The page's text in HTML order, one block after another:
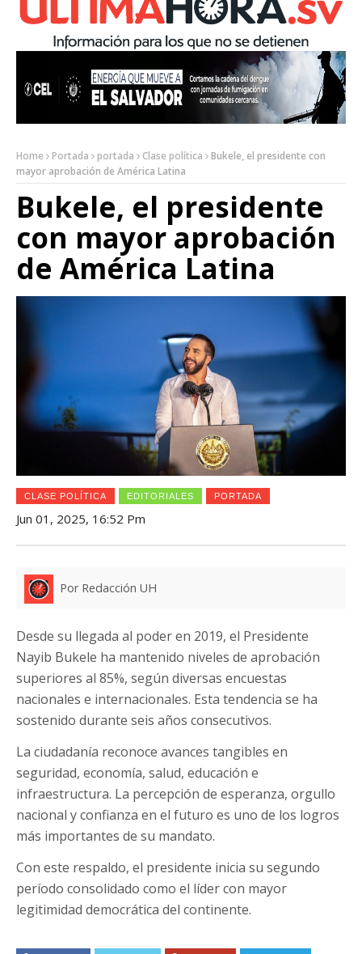
Home Portada portada Clase política
Bukele, el presidente con
mayor aprobación de América Latina
Bukele, el presidente
con mayor aprobación
de América Latina
CLASE POLÍTICA EDITORIALES PORTADA
Jun 01, 2025, 16:52 Pm
Por Redacción UH
Desde su llegada al poder en 2019, el Presidente
Nayib Bukele ha mantenido niveles de aprobación
superiores al 85%, según diversas encuestas
nacionales e internacionales. Esta tendencia se ha
sostenido durante seis años consecutivos.
La ciudadanía reconoce avances tangibles en
seguridad, economía, salud, educación e
infraestructura. La percepción de esperanza, orgullo
nacional y confianza en el futuro es uno de los logros
más importantes de su mandato.
Con este respaldo, el presidente inicia su segundo
período consolidado como el líder con mayor
legitimidad democrática del continente.